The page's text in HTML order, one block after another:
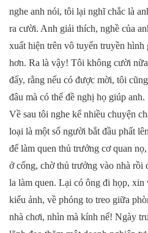
nghe anh nói, tôi lại nghĩ chắc là
ra cười. Anh giải thích, nghề của
xuất hiện trên vô tuyến truyền hình
hơn. Ra là vậy! Tôi không cười
đẩy, rằng nếu có được mời, tôi
đâu mà có thể đề nghị họ giúp anh.
Về sau tôi nghe kể nhiều chuyện
loại là một số người bắt đầu phất
để làm quen thủ trưởng cơ quan
ở cổng, chờ thủ trưởng vào nhà rồi
la làm quen. Lại có ông đi họp, xin
kiểu ảnh, về phóng to treo giữa
nhà chơi, nhìn mà kính nể! Ngày